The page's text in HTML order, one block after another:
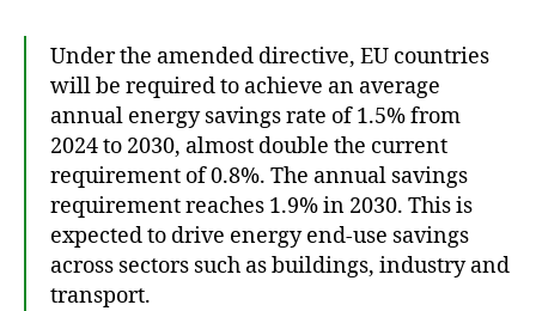
Under the amended directive, EU countries
will be required to achieve an average
annual energy savings rate of 1.5% from
2024 to 2030, almost double the current
requirement of 0.8%. The annual savings
requirement reaches 1.9% in 2030. This is
expected to drive energy end-use savings
across sectors such as buildings, industry and
transport.